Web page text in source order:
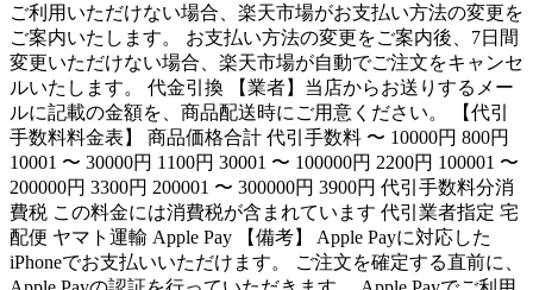
ご利用いただけない場合、楽天市場がお支払い方法の変更を
ご案内いたします。 お支払い方法の変更をご案内後、7日間
変更いただけない場合、楽天市場が自動でご注文をキャンセ
ルいたします。 代金引換 【業者】当店からお送りするメー
ルに記載の金額を、商品配送時にご用意ください。 【代引
手数料料金表】 商品価格合計 代引手数料 〜 10000円 800円
10001 〜 30000円 1100円 30001 〜 100000円 2200円 100001 〜
200000円 3300円 200001 〜 300000円 3900円 代引手数料分消
費税 この料金には消費税が含まれています 代引業者指定 宅
配便 ヤマト運輸 Apple Pay 【備考】 Apple Payに対応した
iPhoneでお支払いいただけます。 ご注文を確定する直前に、